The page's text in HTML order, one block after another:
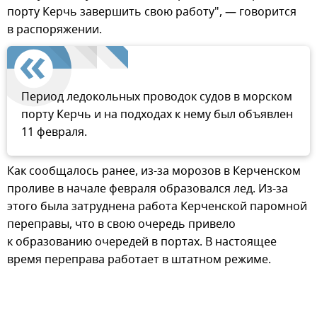
порту Керчь завершить свою работу", — говорится
в распоряжении.
Период ледокольных проводок судов в морском
порту Керчь и на подходах к нему был объявлен
11 февраля.
Как сообщалось ранее, из-за морозов в Керченском
проливе в начале февраля образовался лед. Из-за
этого была затруднена работа Керченской паромной
переправы, что в свою очередь привело
к образованию очередей в портах. В настоящее
время переправа работает в штатном режиме.